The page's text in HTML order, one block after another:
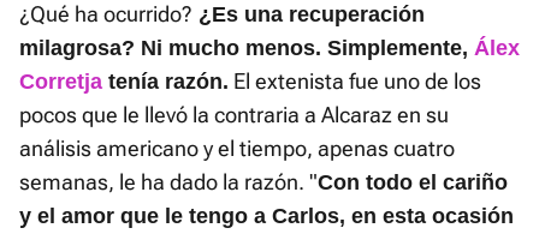
¿Qué ha ocurrido? ¿Es una recuperación
milagrosa? Ni mucho menos. Simplemente, Álex
Corretja tenía razón. El extenista fue uno de los
pocos que le llevó la contraria a Alcaraz en su
análisis americano y el tiempo, apenas cuatro
semanas, le ha dado la razón. "Con todo el cariño
y el amor que le tengo a Carlos, en esta ocasión